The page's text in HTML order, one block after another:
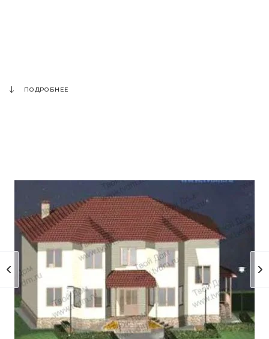
ПОДРОБНЕЕ